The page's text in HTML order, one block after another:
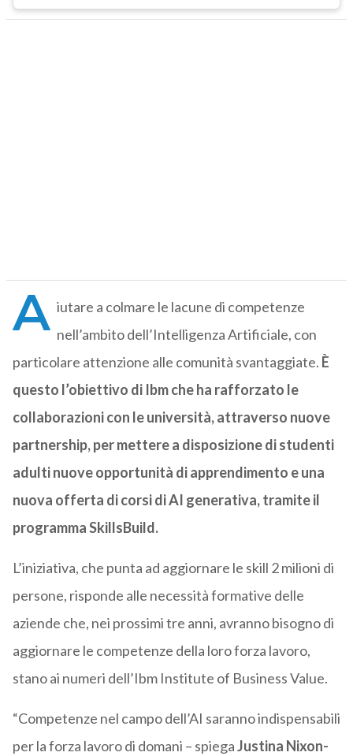
A iutare a colmare le lacune di competenze
nell’ambito dell’Intelligenza Artificiale, con
particolare attenzione alle comunità svantaggiate. È
questo l’obiettivo di Ibm che ha rafforzato le
collaborazioni con le università, attraverso nuove
partnership, per mettere a disposizione di studenti
adulti nuove opportunità di apprendimento e una
nuova offerta di corsi di AI generativa, tramite il
programma SkillsBuild.
L’iniziativa, che punta ad aggiornare le skill 2 milioni di
persone, risponde alle necessità formative delle
aziende che, nei prossimi tre anni, avranno bisogno di
aggiornare le competenze della loro forza lavoro,
stano ai numeri dell’Ibm Institute of Business Value.
“Competenze nel campo dell’AI saranno indispensabili
per la forza lavoro di domani – spiegaJustina Nixon-